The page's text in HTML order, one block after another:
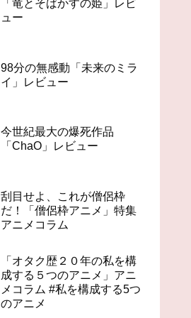
「竜とそばかすの姫」レビ
ュー
98分の無感動「未来のミラ
イ」レビュー
今世紀最大の爆死作品
「ChaO」レビュー
刮目せよ、これが僧侶枠
だ！「僧侶枠アニメ」特集
アニメコラム
「オタク歴２０年の私を構
成する５つのアニメ」アニ
メコラム #私を構成する5つ
のアニメ